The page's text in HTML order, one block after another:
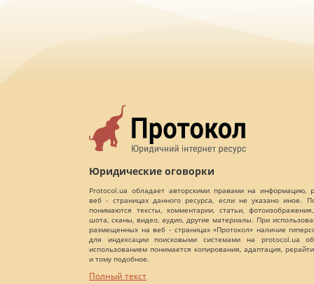
Юридические оговорки
Protocol.ua обладает авторскими правами на информацию,
веб - страницах данного ресурса, если не указано иное.
понимаются тексты, комментарии, статьи,
шота, сканы, видео, аудио, другие материалы. При
размещенных на веб - страницах «Протокол» наличие
для индексации поисковыми системами на protocol.ua
использованием понимается копирования, адаптация,
и тому подобное.
Полный текст